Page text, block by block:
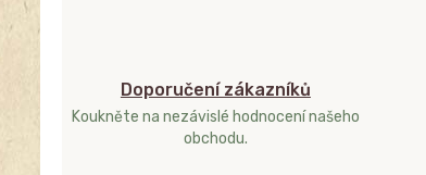
Doporučení zákazníků
Koukněte na nezávislé hodnocení našeho
obchodu.